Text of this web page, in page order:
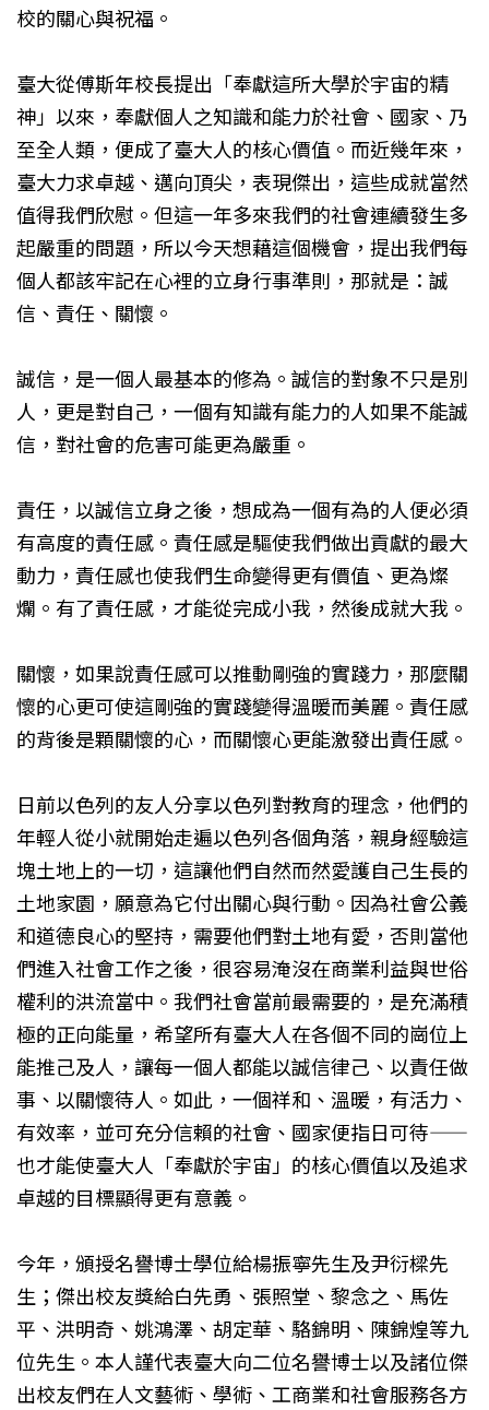
校的關心與祝福。
臺大從傅斯年校長提出「奉獻這所大學於宇宙的精
神」以來，奉獻個人之知識和能力於社會、國家、乃
至全人類，便成了臺大人的核心價值。而近幾年來，
臺大力求卓越、邁向頂尖，表現傑出，這些成就當然
值得我們欣慰。但這一年多來我們的社會連續發生多
起嚴重的問題，所以今天想藉這個機會，提出我們每
個人都該牢記在心裡的立身行事準則，那就是：誠
信、責任、關懷。
誠信，是一個人最基本的修為。誠信的對象不只是別
人，更是對自己，一個有知識有能力的人如果不能誠
信，對社會的危害可能更為嚴重。
責任，以誠信立身之後，想成為一個有為的人便必須
有高度的責任感。責任感是驅使我們做出貢獻的最大
動力，責任感也使我們生命變得更有價值、更為燦
爛。有了責任感，才能從完成小我，然後成就大我。
關懷，如果說責任感可以推動剛強的實踐力，那麼關
懷的心更可使這剛強的實踐變得溫暖而美麗。責任感
的背後是顆關懷的心，而關懷心更能激發出責任感。
日前以色列的友人分享以色列對教育的理念，他們的
年輕人從小就開始走遍以色列各個角落，親身經驗這
塊土地上的一切，這讓他們自然而然愛護自己生長的
土地家園，願意為它付出關心與行動。因為社會公義
和道德良心的堅持，需要他們對土地有愛，否則當他
們進入社會工作之後，很容易淹沒在商業利益與世俗
權利的洪流當中。我們社會當前最需要的，是充滿積
極的正向能量，希望所有臺大人在各個不同的崗位上
能推己及人，讓每一個人都能以誠信律己、以責任做
事、以關懷待人。如此，一個祥和、溫暖，有活力、
有效率，並可充分信賴的社會、國家便指日可待——
也才能使臺大人「奉獻於宇宙」的核心價值以及追求
卓越的目標顯得更有意義。
今年，頒授名譽博士學位給楊振寧先生及尹衍樑先
生；傑出校友獎給白先勇、張照堂、黎念之、馬佐
平、洪明奇、姚鴻澤、胡定華、駱錦明、陳錦煌等九
位先生。本人謹代表臺大向二位名譽博士以及諸位傑
出校友們在人文藝術、學術、工商業和社會服務各方